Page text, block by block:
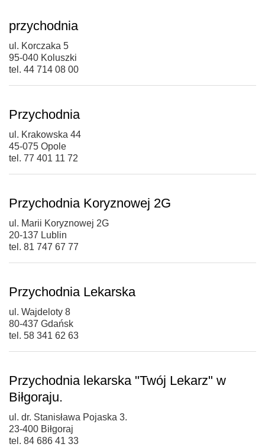
przychodnia
ul. Korczaka 5
95-040 Koluszki
tel. 44 714 08 00
Przychodnia
ul. Krakowska 44
45-075 Opole
tel. 77 401 11 72
Przychodnia Koryznowej 2G
ul. Marii Koryznowej 2G
20-137 Lublin
tel. 81 747 67 77
Przychodnia Lekarska
ul. Wajdeloty 8
80-437 Gdańsk
tel. 58 341 62 63
Przychodnia lekarska "Twój Lekarz" w
Biłgoraju.
ul. dr. Stanisława Pojaska 3.
23-400 Biłgoraj
tel. 84 686 41 33